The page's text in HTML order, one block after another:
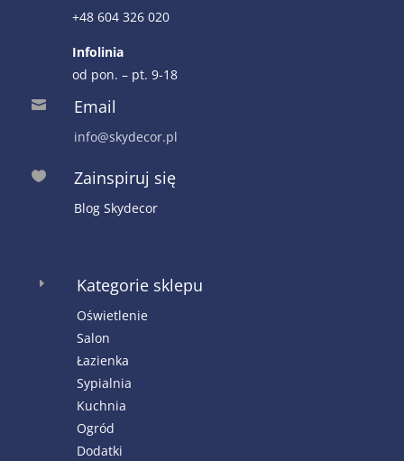
+48 604 326 020
Infolinia
od pon. – pt. 9-18
 Email
info@skydecor.pl
 Zainspiruj się
Blog Skydecor
E Kategorie sklepu
Oświetlenie
Salon
Łazienka
Sypialnia
Kuchnia
Ogród
Dodatki